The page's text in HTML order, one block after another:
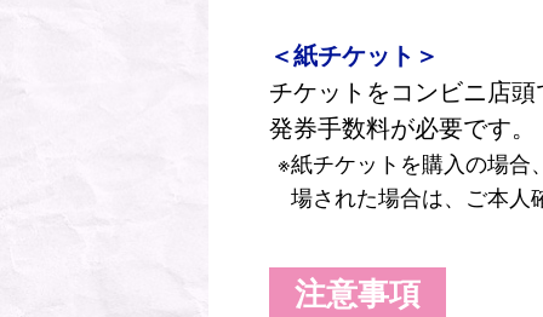
＜紙チケット＞
チケットをコンビニ店
発券手数料が必要です。
紙チケットを購入の場合
場された場合は、ご本人
注意事項